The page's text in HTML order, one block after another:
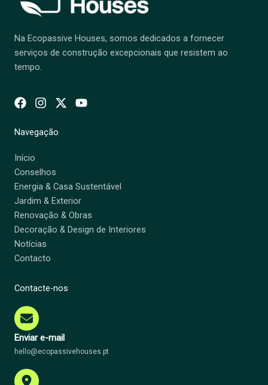
Na Ecopassive Houses, somos dedicados a fornecer
serviços de construção excepcionais que resistem ao
tempo.
Navegação
Início
Conselhos
Energia & Casa Sustentável
Jardim & Exterior
Renovação & Obras
Decoração & Design de Interiores
Notícias
Contacto
Contacte-nos
Enviar e-mail
hello@ecopassivehouses.pt